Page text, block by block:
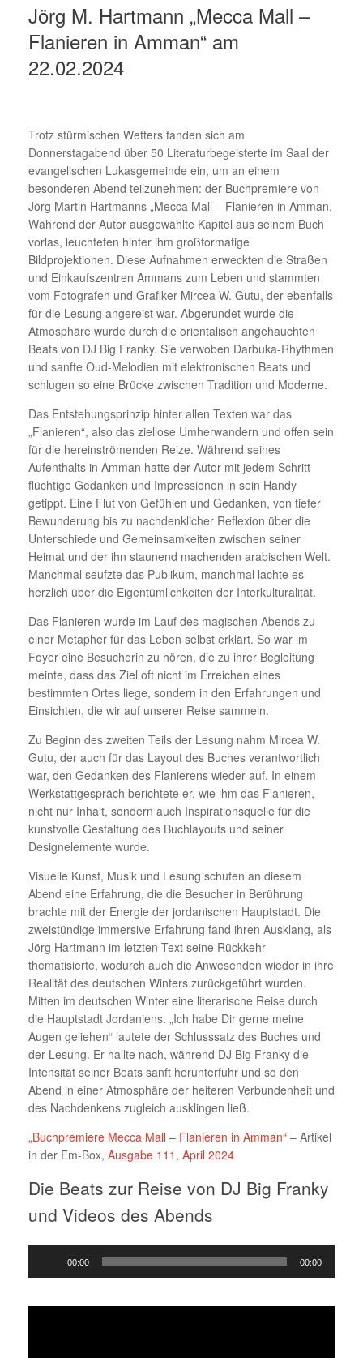
Jörg M. Hartmann „Mecca Mall –
Flanieren in Amman“ am
22.02.2024
Trotz stürmischen Wetters fanden sich am
Donnerstagabend über 50 Literaturbegeisterte im Saal der
evangelischen Lukasgemeinde ein, um an einem
besonderen Abend teilzunehmen: der Buchpremiere von
Jörg Martin Hartmanns „Mecca Mall – Flanieren in Amman.
Während der Autor ausgewählte Kapitel aus seinem Buch
vorlas, leuchteten hinter ihm großformatige
Bildprojektionen. Diese Aufnahmen erweckten die Straßen
und Einkaufszentren Ammans zum Leben und stammten
vom Fotografen und Grafiker Mircea W. Gutu, der ebenfalls
für die Lesung angereist war. Abgerundet wurde die
Atmosphäre wurde durch die orientalisch angehauchten
Beats von DJ Big Franky. Sie verwoben Darbuka-Rhythmen
und sanfte Oud-Melodien mit elektronischen Beats und
schlugen so eine Brücke zwischen Tradition und Moderne.
Das Entstehungsprinzip hinter allen Texten war das
„Flanieren“, also das ziellose Umherwandern und offen sein
für die hereinströmenden Reize. Während seines
Aufenthalts in Amman hatte der Autor mit jedem Schritt
flüchtige Gedanken und Impressionen in sein Handy
getippt. Eine Flut von Gefühlen und Gedanken, von tiefer
Bewunderung bis zu nachdenklicher Reflexion über die
Unterschiede und Gemeinsamkeiten zwischen seiner
Heimat und der ihn staunend machenden arabischen Welt.
Manchmal seufzte das Publikum, manchmal lachte es
herzlich über die Eigentümlichkeiten der Interkulturalität.
Das Flanieren wurde im Lauf des magischen Abends zu
einer Metapher für das Leben selbst erklärt. So war im
Foyer eine Besucherin zu hören, die zu ihrer Begleitung
meinte, dass das Ziel oft nicht im Erreichen eines
bestimmten Ortes liege, sondern in den Erfahrungen und
Einsichten, die wir auf unserer Reise sammeln.
Zu Beginn des zweiten Teils der Lesung nahm Mircea W.
Gutu, der auch für das Layout des Buches verantwortlich
war, den Gedanken des Flanierens wieder auf. In einem
Werkstattgespräch berichtete er, wie ihm das Flanieren,
nicht nur Inhalt, sondern auch Inspirationsquelle für die
kunstvolle Gestaltung des Buchlayouts und seiner
Designelemente wurde.
Visuelle Kunst, Musik und Lesung schufen an diesem
Abend eine Erfahrung, die die Besucher in Berührung
brachte mit der Energie der jordanischen Hauptstadt. Die
zweistündige immersive Erfahrung fand ihren Ausklang, als
Jörg Hartmann im letzten Text seine Rückkehr
thematisierte, wodurch auch die Anwesenden wieder in ihre
Realität des deutschen Winters zurückgeführt wurden.
Mitten im deutschen Winter eine literarische Reise durch
die Hauptstadt Jordaniens. „Ich habe Dir gerne meine
Augen geliehen“ lautete der Schlusssatz des Buches und
der Lesung. Er hallte nach, während DJ Big Franky die
Intensität seiner Beats sanft herunterfuhr und so den
Abend in einer Atmosphäre der heiteren Verbundenheit und
des Nachdenkens zugleich ausklingen ließ.
„Buchpremiere Mecca Mall – Flanieren in Amman“ – Artikel
in der Em-Box, Ausgabe 111, April 2024
Die Beats zur Reise von DJ Big Franky
und Videos des Abends
i
00:00 00:00